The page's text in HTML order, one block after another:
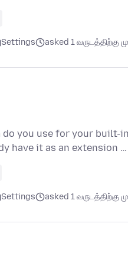
Settings asked 1 வருடத்திற்கு
you use for your built-
have it as an extension …
Settings asked 1 வருடத்திற்கு